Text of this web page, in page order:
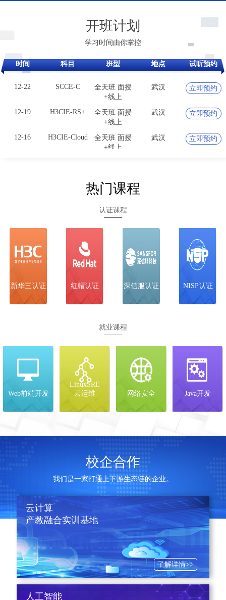
开班计划
学习时间由你掌控
时间 科目 班型 地点 试听预约
+线上
+线上
12-23
SCSE（技服/
安服）
全天班 面授
+线上
武汉 立即预约
12-22 SCCE-C
全天班 面授
+线上
武汉 立即预约
12-19 H3CIE-RS+
全天班 面授
+线上
武汉 立即预约
12-16 H3CIE-Cloud
全天班 面授
+线上
武汉 立即预约
SCSE（技服/
全天班 面授
+线上
全天班 面授
热门课程
认证课程
新华三认证 红帽认证 深信服认证 NISP认证
就业课程
Web前端开发
LinuxSRE
云运维
网络安全 Java开发
校企合作
我们是一家打通上下游生态链的企业。
云计算
产教融合实训基地
了解详情>>
人工智能